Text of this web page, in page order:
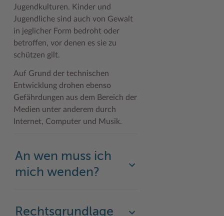
Woche der Seelischen Gesundheit
#MeinStormarn
Karrieretag
Zahlen, Daten, Fakten
Jugendkulturen. Kinder und
Jugendliche sind auch von Gewalt
in jeglicher Form bedroht oder
betroffen, vor denen es sie zu
schützen gilt.
Auf Grund der technischen
Entwicklung drohen ebenso
Gefährdungen aus dem Bereich der
Medien unter anderem durch
Internet, Computer und Musik.
An wen muss ich
mich wenden?
Rechtsgrundlage